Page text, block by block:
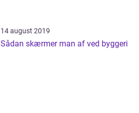
14 august 2019
Sådan skærmer man af ved byggeri